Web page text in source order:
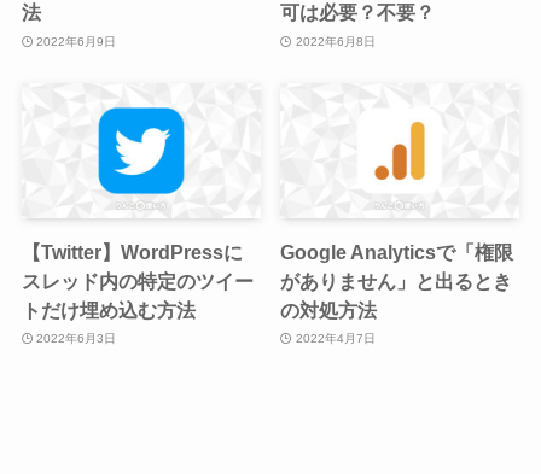
法
2022年6月9日
可は必要？不要？
2022年6月8日
【Twitter】WordPressに
スレッド内の特定のツイー
トだけ埋め込む方法
2022年6月3日
Google Analyticsで「権限
がありません」と出るとき
の対処方法
2022年4月7日